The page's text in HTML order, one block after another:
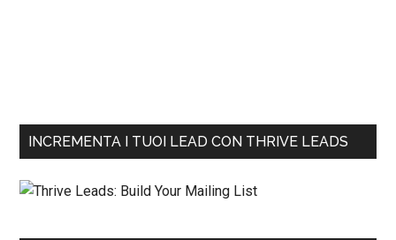
INCREMENTA I TUOI LEAD CON THRIVE LEADS